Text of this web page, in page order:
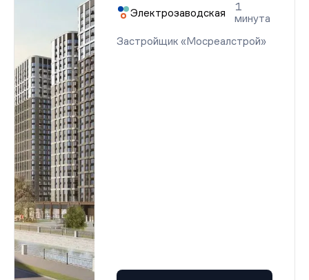
Электрозаводская
1
минута
Застройщик «Мосреалстрой»